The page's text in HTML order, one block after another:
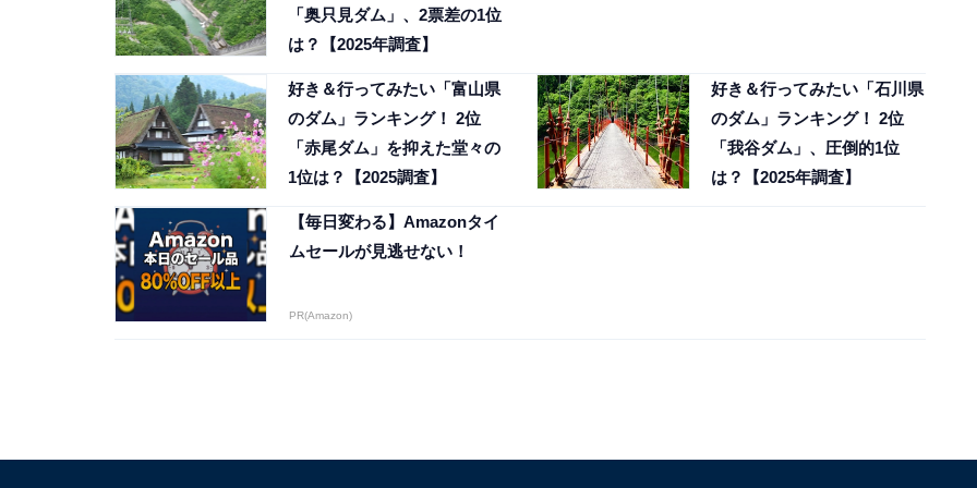
「奥只見ダム」、2票差の1位
は？【2025年調査】
好き＆行ってみたい「富山県
のダム」ランキング！ 2位
「赤尾ダム」を抑えた堂々の
1位は？【2025調査】
好き＆行ってみたい「石川県
のダム」ランキング！ 2位
「我谷ダム」、圧倒的1位
は？【2025年調査】
【毎日変わる】Amazonタイ
ムセールが見逃せない！
PR(Amazon)